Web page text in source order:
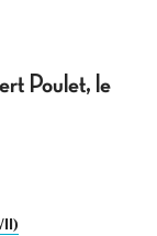
Poulet, le